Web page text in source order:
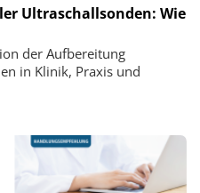
Ultraschallsonden: Wie
der Aufbereitung
in Klinik, Praxis und